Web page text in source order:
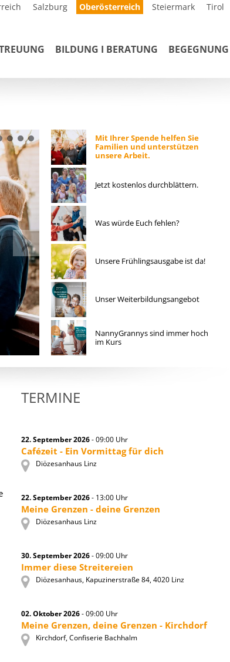
Salzburg Oberösterreich Steiermark Tirol
BILDUNG I BERATUNG BEGEGNUNG
Mit Ihrer Spende helfen Sie
Familien und unterstützen
unsere Arbeit.
Jetzt kostenlos durchblättern.
Was würde Euch fehlen?
Unsere Frühlingsausgabe ist da!
Unser Weiterbildungsangebot
NannyGrannys sind immer hoch
im Kurs
TERMINE
22. September 2026- 09:00 Uhr
Cafézeit - Ein Vormittag für dich
Diözesanhaus Linz
22. September 2026- 13:00 Uhr
Meine Grenzen - deine Grenzen
Diözesanhaus Linz
30. September 2026- 09:00 Uhr
Immer diese Streitereien
Diözesanhaus, Kapuzinerstraße 84, 4020 Linz
02. Oktober 2026- 09:00 Uhr
Meine Grenzen, deine Grenzen - Kirchdorf
Kirchdorf, Confiserie Bachhalm